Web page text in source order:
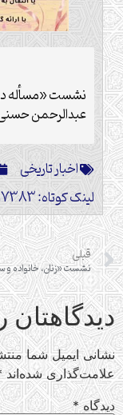
نشست «مسأله در
عبدالرحمن حسنی فر 20 شهریور 1403
اخبار تاریخی
لینک کوتاه: https://sokhanetarikh.com/?p=17383
قبلی
دیدگاهتان
نشانی ایمیل شما
علامت‌گذاری شده‌اند
دیدگاه*